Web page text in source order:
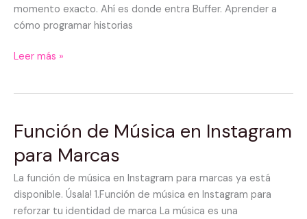
momento exacto. Ahí es donde entra Buffer. Aprender a
cómo programar historias
que
desean
con
Leer más »
Función de Música en Instagram
para Marcas
La función de música en Instagram para marcas ya está
disponible. Úsala! 1.Función de música en Instagram para
reforzar tu identidad de marca La música es una
Función
Música
en
Instagram
para